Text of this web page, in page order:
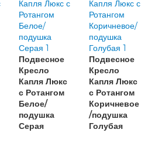
Подвесное
Кресло
Капля Люкс
с Ротангом
Белое/
подушка
Серая
Подвесное
Кресло
Капля Люкс
с Ротангом
Коричневое
/подушка
Голубая